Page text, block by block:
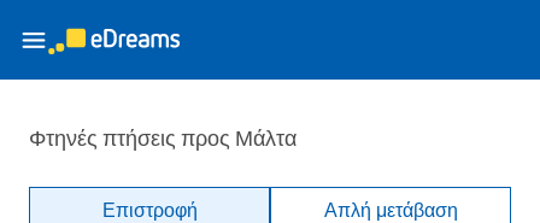
Φτηνές πτήσεις προς Μάλτα
Επιστροφή Απλή μετάβαση